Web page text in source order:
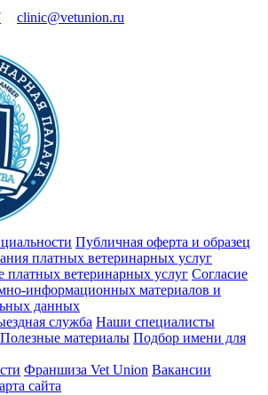
clinic@vetunion.ru
Публичная оферта и образец
платных ветеринарных услуг
платных ветеринарных услуг Cогласие
информационных материалов и
данных
служба Наши специалисты
Полезные материалы Подбор имени для
Франшиза Vet Union Вакансии
сайта